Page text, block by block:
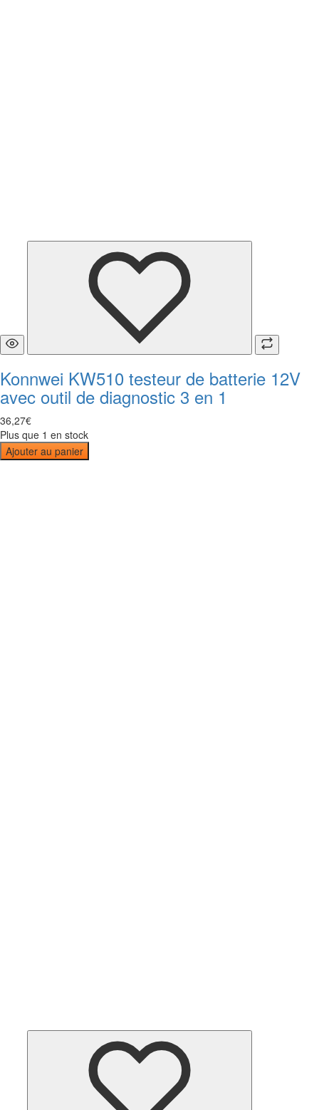
Konnwei KW510 testeur de batterie 12V
avec outil de diagnostic 3 en 1
36,27€
Plus que 1 en stock
Ajouter au panier